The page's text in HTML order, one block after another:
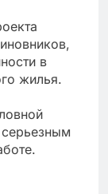
в
жилья.
серьезным